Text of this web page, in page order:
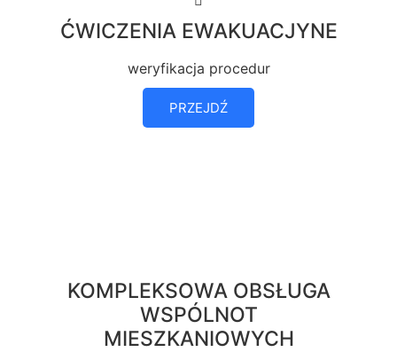
ĆWICZENIA EWAKUACJYNE
weryfikacja procedur
PRZEJDŹ
KOMPLEKSOWA OBSŁUGA
WSPÓLNOT
MIESZKANIOWYCH